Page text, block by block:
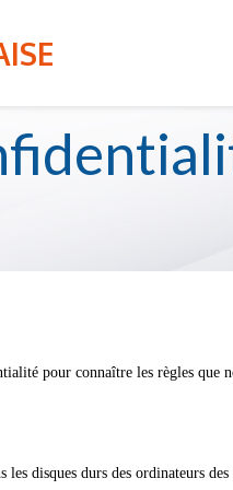
portailparents.ca/.
admission et inscription.
pour connaître les règles que
disques durs des ordinateurs